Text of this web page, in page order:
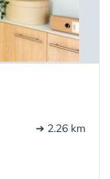
➔ 2.26 km